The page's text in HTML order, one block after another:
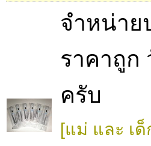
จำหน่าย
ราคาถูก
ครับ
[แม่ และ เด็